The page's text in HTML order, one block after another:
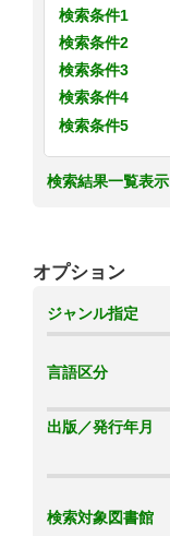
検索条件1
検索条件2
検索条件3
検索条件4
検索条件5
検索結果一覧表示
オプション
ジャンル指定
言語区分
出版／発行年月
検索対象図書館